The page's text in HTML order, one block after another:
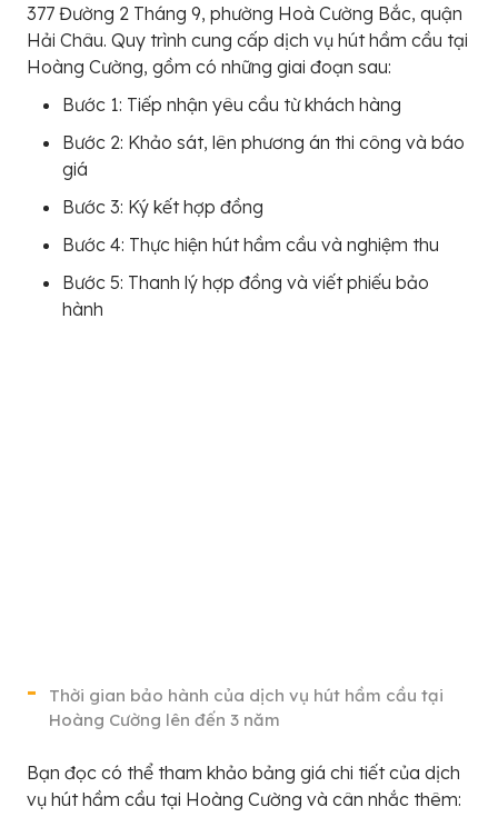
377 Đường 2 Tháng 9, phường Hoà Cường Bắc, quận
Hải Châu. Quy trình cung cấp dịch vụ hút hầm cầu tại
Hoàng Cường, gồm có những giai đoạn sau:
Bước 1: Tiếp nhận yêu cầu từ khách hàng
Bước 2: Khảo sát, lên phương án thi công và báo
giá
Bước 3: Ký kết hợp đồng
Bước 4: Thực hiện hút hầm cầu và nghiệm thu
Bước 5: Thanh lý hợp đồng và viết phiếu bảo
hành
Thời gian bảo hành của dịch vụ hút hầm cầu tại
Hoàng Cường lên đến 3 năm
Bạn đọc có thể tham khảo bảng giá chi tiết của dịch
vụ hút hầm cầu tại Hoàng Cường và cân nhắc thêm: